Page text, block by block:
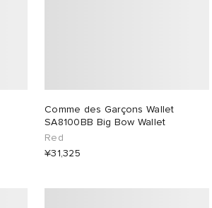
Comme des Garçons Wallet
SA8100BB Big Bow Wallet
Red
¥31,325